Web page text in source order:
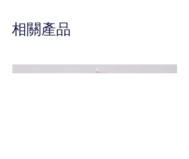
相關產品